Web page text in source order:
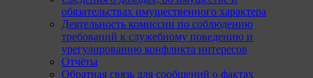
обязательствах имущественного характера
Деятельность комиссии по соблюдению
требований к служебному поведению и
урегулированию конфликта интересов
Отчёты
Обратная связь для сообщений о фактах